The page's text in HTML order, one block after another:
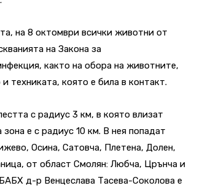
на 8 октомври всички животни от
на Закона за
както на обора на животните,
техниката, която е била в контакт.
с радиус 3 км, в която влизат
е с радиус 10 км. В нея попадат
Осина, Сатовча, Плетена, Долен,
от област Смолян: Любча, Црънча и
д-р Венцеслава Тасева-Соколова е